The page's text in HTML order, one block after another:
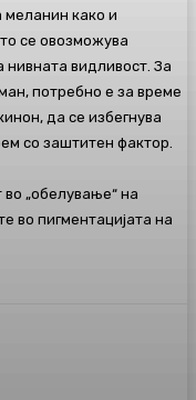
меланин како и
се овозможува
видливост. За
потребно е за време
да се избегнува
со заштитен фактор.
„обелување“ на
во пигментацијата на